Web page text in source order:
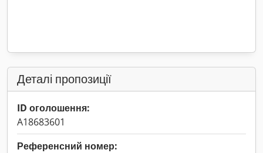
Деталі пропозиції
ID оголошення:
A18683601
Референсний номер: